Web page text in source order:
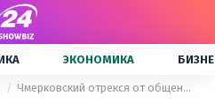
ЭКОНОМИКА
Чмерковский отрекся от общения с Денисовой: о чем был их последний разговор